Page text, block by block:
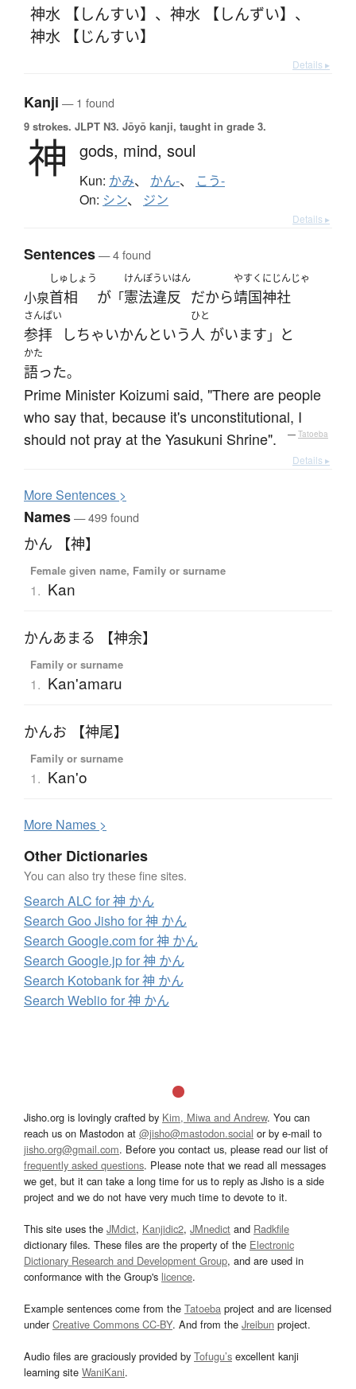
神水 【しんすい】 、 神水 【しんずい】 、
神水 【じんすい】
Details ▸
Kanji — 1 found
9 strokes. JLPT N3. Jōyō kanji, taught in grade 3.
神 gods, mind, soul
Kun: かみ、 かん-、 こう-
On: シン、 ジン
Details ▸
Sentences— 4 found
小泉
しゅしょう
首相 が 「
けんぽういはん
憲法違反 だから
やすくにじんじゃ
靖国神社
さんぱい
参拝 しちゃいかんと いう
ひと
人 がいます 」 と
かた
語った。
Prime Minister Koizumi said, "There are people
who say that, because it's unconstitutional, I
should not pray at the Yasukuni Shrine".
— Tatoeba
Details ▸
MoreSentences >
Names— 499 found
かん 【神】
Female given name, Family or surname
1. Kan
かんあまる 【神余】
Family or surname
1. Kan'amaru
かんお 【神尾】
Family or surname
1. Kan'o
More Names >
Other Dictionaries
You can also try these fine sites.
Search ALC for 神 かん
Search Goo Jisho for 神 かん
Search Google.com for 神 かん
Search Google.jp for 神 かん
Search Kotobank for 神 かん
Search Weblio for 神 かん
Jisho.org is lovingly crafted by Kim, Miwa and Andrew. You can
reach us on Mastodon at @jisho@mastodon.social or by e-mail to
jisho.org@gmail.com. Before you contact us, please read our list of
frequently asked questions. Please note that we read all messages
we get, but it can take a long time for us to reply as Jisho is a side
project and we do not have very much time to devote to it.
This site uses the JMdict, Kanjidic2, JMnedict and Radkfile
dictionary files. These files are the property of the Electronic
Dictionary Research and Development Group, and are used in
conformance with the Group's licence.
Example sentences come from the Tatoeba project and are licensed
underCreative Commons CC-BY. And from the Jreibun project.
Audio files are graciously provided by Tofugu’s excellent kanji
learning site WaniKani.